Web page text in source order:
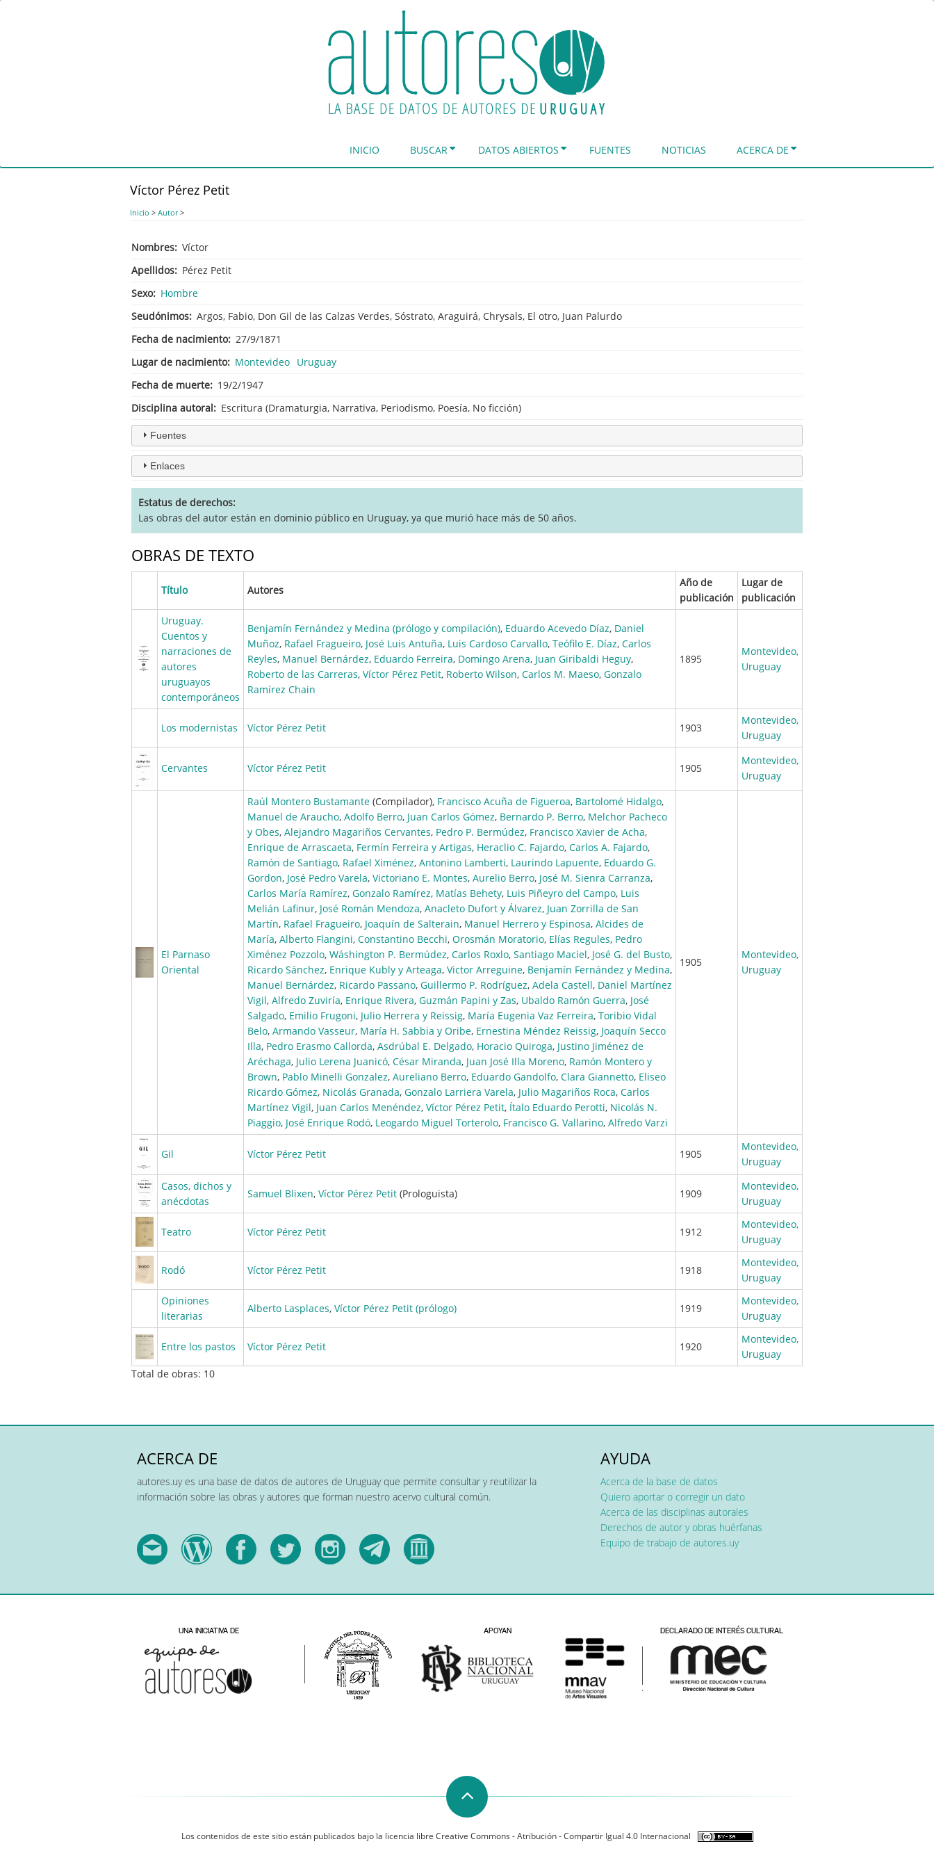
INICIO BUSCAR DATOS ABIERTOS FUENTES NOTICIAS ACERCA DE
Víctor Pérez Petit
Inicio > Autor>
Nombres Víctor
Apellidos
Pérez Petit
Sexo
Hombre
Seudónimos Argos, Fabio, Don Gil de las Calzas Verdes, Sóstrato, Araguirá, Chrysals, El otro, Juan Palurdo
Fecha de nacimiento
27/9/1871
Lugar de nacimiento
Montevideo Uruguay
Fecha de muerte
19/2/1947
Disciplina autoral
Escritura (Dramaturgia, Narrativa, Periodismo, Poesía, No ficción)
Fuentes
Enlaces
Estatus de derechos
Las obras del autor están en dominio público en Uruguay, ya que murió hace más de 50 años.
OBRAS DE TEXTO
Título Autores
Año de
publicación
Lugar de
publicación
Uruguay.
Cuentos y
narraciones de
autores
uruguayos
contemporáneos
Benjamín Fernández y Medina (prólogo y compilación), Eduardo Acevedo Díaz, Daniel
Muñoz, Rafael Fragueiro, José Luis Antuña, Luis Cardoso Carvallo, Teófilo E. Díaz, Carlos
Reyles, Manuel Bernárdez, Eduardo Ferreira, Domingo Arena, Juan Giribaldi Heguy,
Roberto de las Carreras, Víctor Pérez Petit, Roberto Wilson, Carlos M. Maeso, Gonzalo
Ramírez Chain
1895
Montevideo,
Uruguay
Los modernistas Víctor Pérez Petit 1903
Montevideo,
Uruguay
Cervantes Víctor Pérez Petit 1905
Montevideo,
Uruguay
El Parnaso
Oriental
Raúl Montero Bustamante (Compilador), Francisco Acuña de Figueroa, Bartolomé Hidalgo,
Manuel de Araucho, Adolfo Berro, Juan Carlos Gómez, Bernardo P. Berro, Melchor Pacheco
y Obes, Alejandro Magariños Cervantes, Pedro P. Bermúdez, Francisco Xavier de Acha,
Enrique de Arrascaeta, Fermín Ferreira y Artigas, Heraclio C. Fajardo, Carlos A. Fajardo,
Ramón de Santiago, Rafael Ximénez, Antonino Lamberti, Laurindo Lapuente, Eduardo G.
Gordon, José Pedro Varela, Victoriano E. Montes, Aurelio Berro, José M. Sienra Carranza,
Carlos María Ramírez, Gonzalo Ramírez, Matías Behety, Luis Piñeyro del Campo, Luis
Melián Lafinur, José Román Mendoza, Anacleto Dufort y Álvarez, Juan Zorrilla de San
Martín, Rafael Fragueiro, Joaquín de Salterain, Manuel Herrero y Espinosa, Alcides de
María, Alberto Flangini, Constantino Becchi, Orosmán Moratorio, Elías Regules, Pedro
Ximénez Pozzolo, Wáshington P. Bermúdez, Carlos Roxlo, Santiago Maciel, José G. del Busto,
Ricardo Sánchez, Enrique Kubly y Arteaga, Victor Arreguine, Benjamín Fernández y Medina,
Manuel Bernárdez, Ricardo Passano, Guillermo P. Rodríguez, Adela Castell, Daniel Martínez
Vigil, Alfredo Zuviría, Enrique Rivera, Guzmán Papini y Zas, Ubaldo Ramón Guerra, José
Salgado, Emilio Frugoni, Julio Herrera y Reissig, María Eugenia Vaz Ferreira, Toribio Vidal
Belo, Armando Vasseur, María H. Sabbia y Oribe, Ernestina Méndez Reissig, Joaquín Secco
Illa, Pedro Erasmo Callorda, Asdrúbal E. Delgado, Horacio Quiroga, Justino Jiménez de
Aréchaga, Julio Lerena Juanicó, César Miranda, Juan José Illa Moreno, Ramón Montero y
Brown, Pablo Minelli Gonzalez, Aureliano Berro, Eduardo Gandolfo, Clara Giannetto, Eliseo
Ricardo Gómez, Nicolás Granada, Gonzalo Larriera Varela, Julio Magariños Roca, Carlos
Martínez Vigil, Juan Carlos Menéndez, Víctor Pérez Petit, Ítalo Eduardo Perotti, Nicolás N.
Piaggio, José Enrique Rodó, Leogardo Miguel Torterolo, Francisco G. Vallarino, Alfredo Varzi
1905
Montevideo,
Uruguay
Gil Víctor Pérez Petit 1905
Montevideo,
Uruguay
Casos, dichos y
anécdotas
Samuel Blixen, Víctor Pérez Petit (Prologuista) 1909
Montevideo,
Uruguay
Teatro Víctor Pérez Petit 1912
Montevideo,
Uruguay
Rodó Víctor Pérez Petit 1918
Montevideo,
Uruguay
Opiniones
literarias
Alberto Lasplaces, Víctor Pérez Petit (prólogo) 1919
Montevideo,
Uruguay
Entre los pastos Víctor Pérez Petit 1920
Montevideo,
Uruguay
Total de obras: 10
ACERCA DE
autores.uy es una base de datos de autores de Uruguay que permite consultar y reutilizar la
información sobre las obras y autores que forman nuestro acervo cultural común.
AYUDA
Acerca de la base de datos
Quiero aportar o corregir un dato
Acerca de las disciplinas autorales
Derechos de autor y obras huérfanas
Equipo de trabajo de autores.uy
Los contenidos de este sitio están publicados bajo la licencia libre Creative Commons - Atribución - Compartir Igual 4.0 Internacional